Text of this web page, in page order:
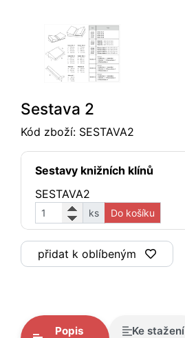
Sestava 2
Kód zboží: SESTAVA2
Sestavy knižních klínů
SESTAVA2
ks Do košíku
přidat k oblíbeným
Popis
Ke stažení